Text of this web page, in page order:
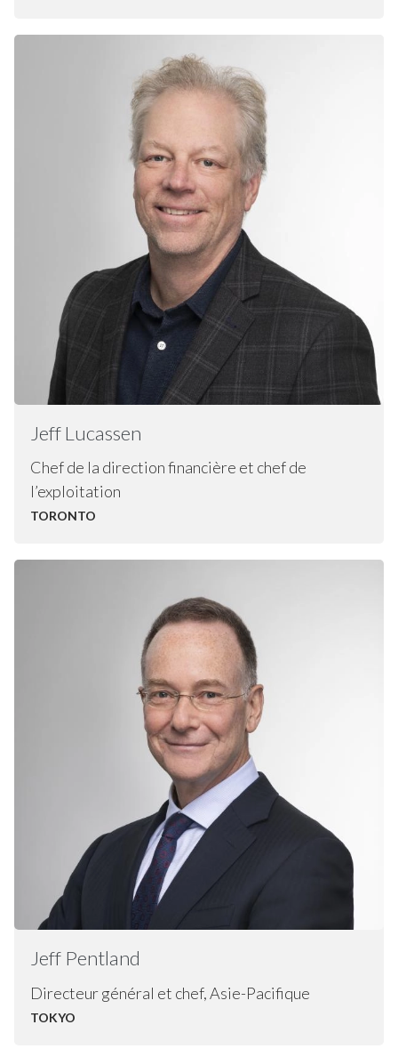
JeffLucassen
Chef de la direction financière et chef de
l’exploitation
TORONTO
Jeff Pentland
Directeur général et chef, Asie-Pacifique
TOKYO